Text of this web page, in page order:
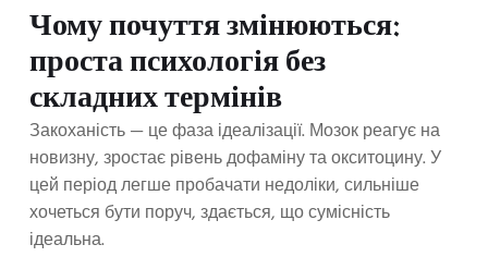
Чому почуття змінюються:
проста психологія без
складних термінів
Закоханість — це фаза ідеалізації. Мозок реагує на
новизну, зростає рівень дофаміну та окситоцину. У
цей період легше пробачати недоліки, сильніше
хочеться бути поруч, здається, що сумісність
ідеальна.